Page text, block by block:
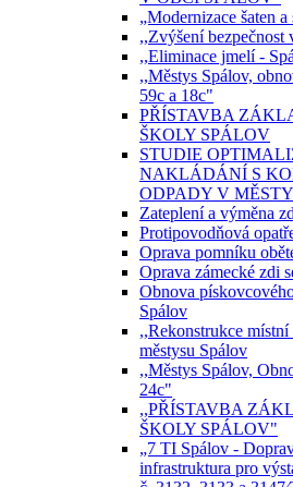
„Modernizace šaten
,,Zvýšení bezpečnost
,,Eliminace jmelí -
,,Městys Spálov,
59c a 18c"
PŘÍSTAVBA
ŠKOLY SPÁLOV
STUDIE
NAKLÁDÁNÍ S
ODPADY V
Zateplení a výměna
Protipovodňová
Oprava pomníku
Oprava zámecké zdi
Obnova
Spálov
,,Rekonstrukce
městysu Spálov
,,Městys Spálov,
24c"
,,PŘÍSTAVBA
ŠKOLY SPÁLOV"
„7 TI Spálov -
infrastruktura pro